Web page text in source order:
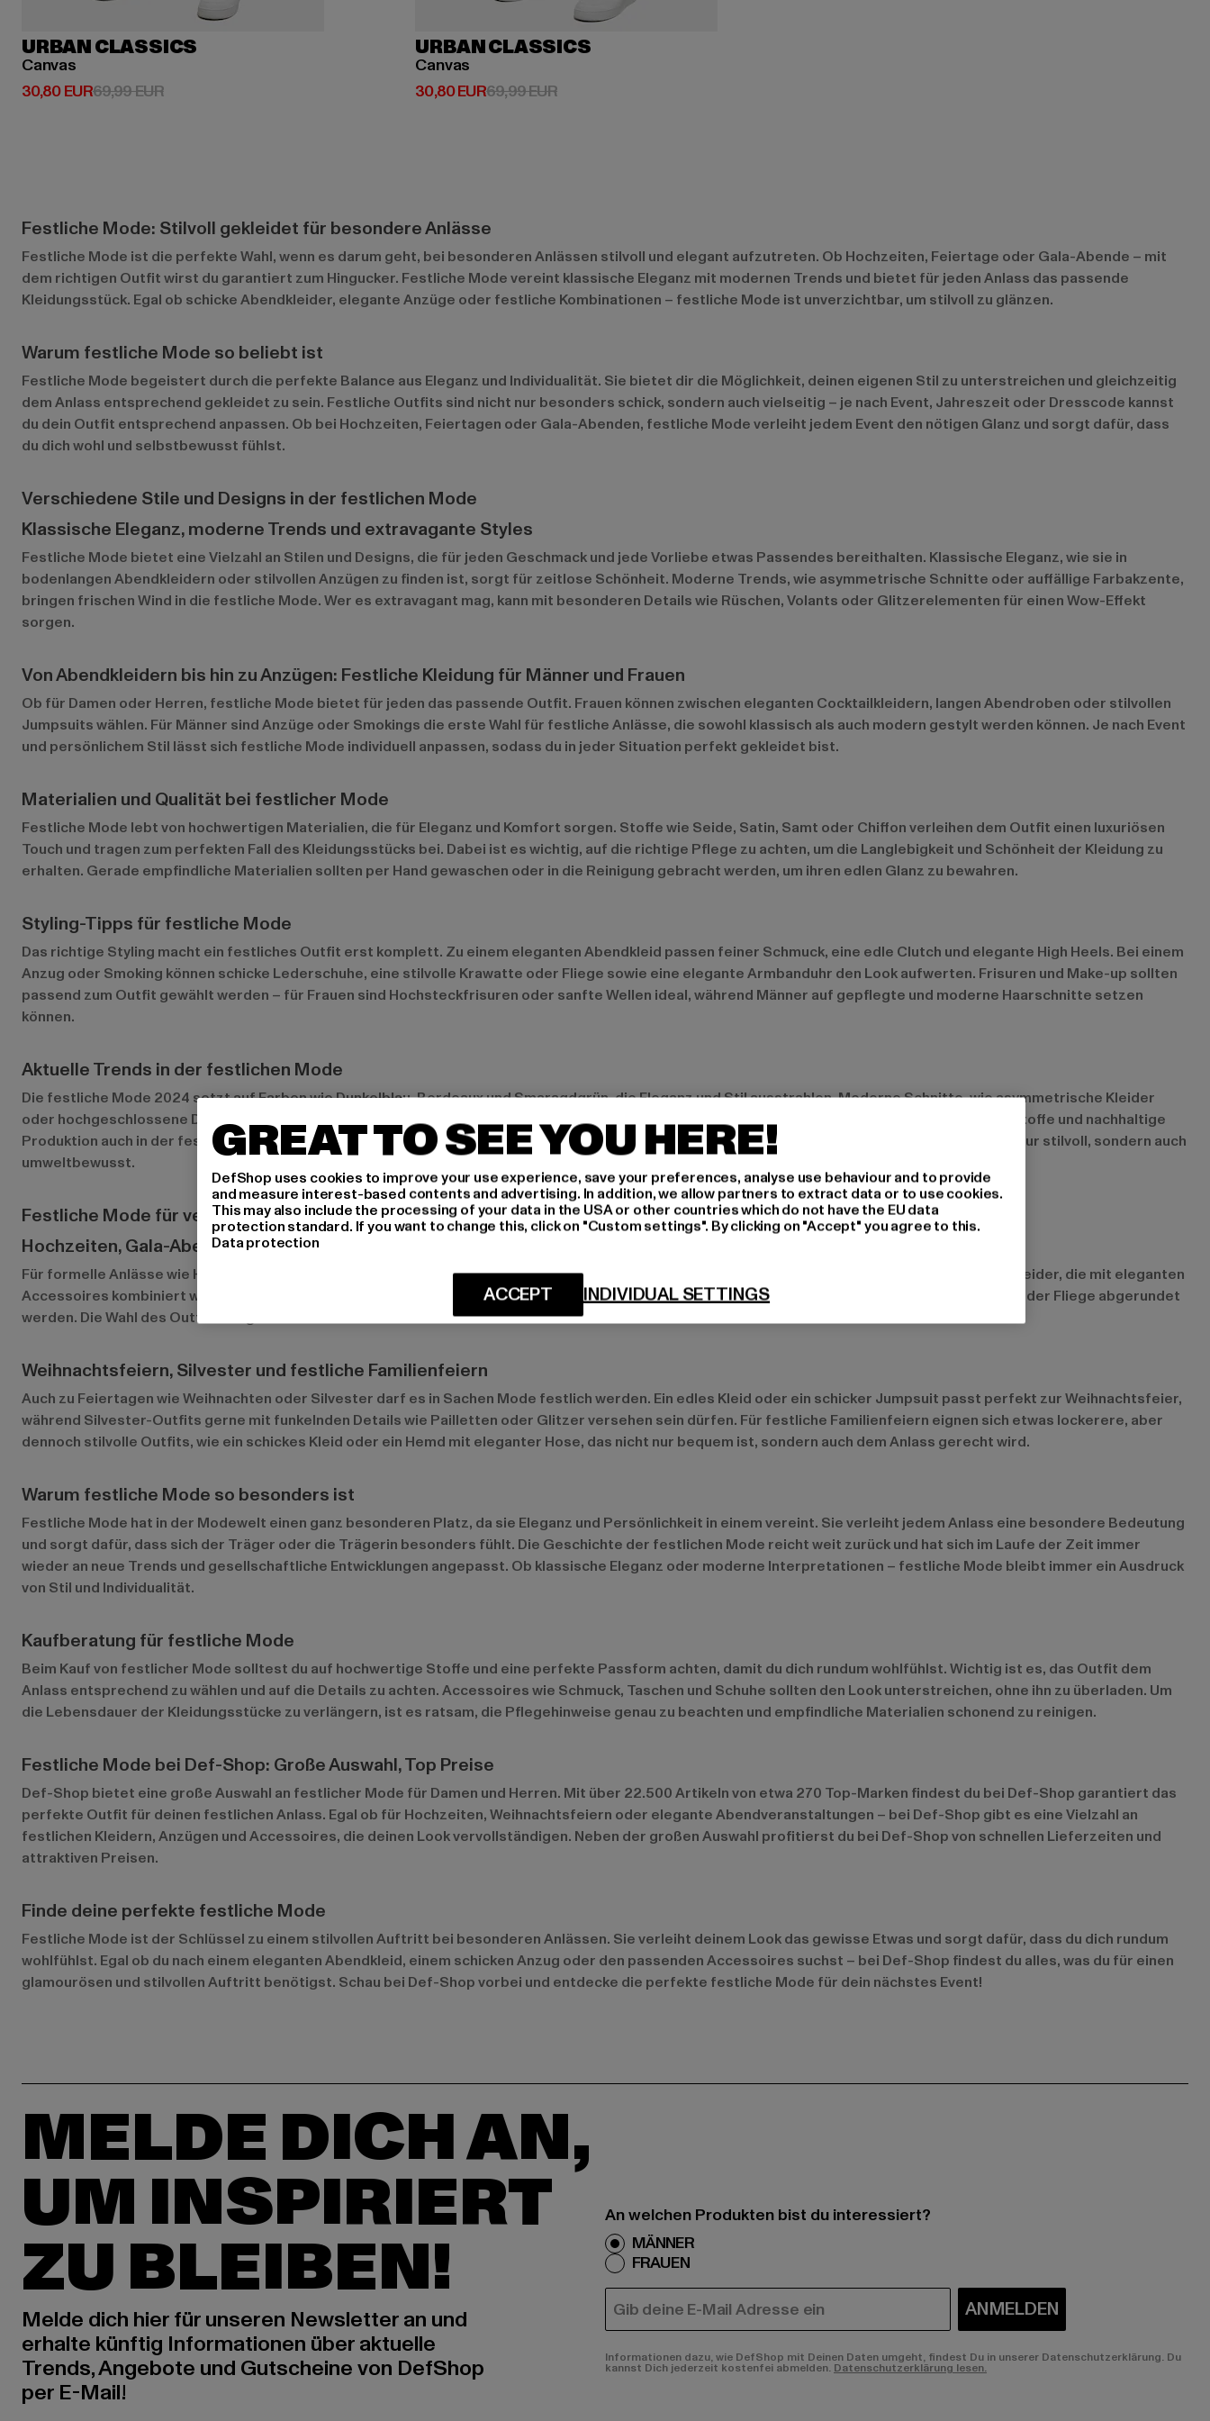
URBAN CLASSICS
Canvas
30,80 EUR
Derzeitiger Preis: 30,80 EUR
69,99 EURAktionspreis: 69,99 EUR
URBAN CLASSICS
Canvas
30,80 EUR
Derzeitiger Preis: 30,80 EUR
69,99 EURAktionspreis: 69,99 EUR
Festliche Mode: Stilvoll gekleidet für besondere Anlässe
Festliche Mode ist die perfekte Wahl, wenn es darum geht, bei besonderen Anlässen stilvoll und elegant aufzutreten. Ob Hochzeiten, Feiertage oder Gala-Abende – mit
dem richtigen Outfit wirst du garantiert zum Hingucker. Festliche Mode vereint klassische Eleganz mit modernen Trends und bietet für jeden Anlass das passende
Kleidungsstück. Egal ob schicke Abendkleider, elegante Anzüge oder festliche Kombinationen – festliche Mode ist unverzichtbar, um stilvoll zu glänzen.
Warum festliche Mode so beliebt ist
Festliche Mode begeistert durch die perfekte Balance aus Eleganz und Individualität. Sie bietet dir die Möglichkeit, deinen eigenen Stil zu unterstreichen und gleichzeitig
dem Anlass entsprechend gekleidet zu sein. Festliche Outfits sind nicht nur besonders schick, sondern auch vielseitig – je nach Event, Jahreszeit oder Dresscode kannst
du dein Outfit entsprechend anpassen. Ob bei Hochzeiten, Feiertagen oder Gala-Abenden, festliche Mode verleiht jedem Event den nötigen Glanz und sorgt dafür, dass
du dich wohl und selbstbewusst fühlst.
Verschiedene Stile und Designs in der festlichen Mode
Klassische Eleganz, moderne Trends und extravagante Styles
Festliche Mode bietet eine Vielzahl an Stilen und Designs, die für jeden Geschmack und jede Vorliebe etwas Passendes bereithalten. Klassische Eleganz, wie sie in
bodenlangen Abendkleidern oder stilvollen Anzügen zu finden ist, sorgt für zeitlose Schönheit. Moderne Trends, wie asymmetrische Schnitte oder auffällige Farbakzente,
bringen frischen Wind in die festliche Mode. Wer es extravagant mag, kann mit besonderen Details wie Rüschen, Volants oder Glitzerelementen für einen Wow-Effekt
sorgen.
Von Abendkleidern bis hin zu Anzügen: Festliche Kleidung für Männer und Frauen
Ob für Damen oder Herren, festliche Mode bietet für jeden das passende Outfit. Frauen können zwischen eleganten Cocktailkleidern, langen Abendroben oder stilvollen
Jumpsuits wählen. Für Männer sind Anzüge oder Smokings die erste Wahl für festliche Anlässe, die sowohl klassisch als auch modern gestylt werden können. Je nach Event
und persönlichem Stil lässt sich festliche Mode individuell anpassen, sodass du in jeder Situation perfekt gekleidet bist.
Materialien und Qualität bei festlicher Mode
Festliche Mode lebt von hochwertigen Materialien, die für Eleganz und Komfort sorgen. Stoffe wie Seide, Satin, Samt oder Chiffon verleihen dem Outfit einen luxuriösen
Touch und tragen zum perfekten Fall des Kleidungsstücks bei. Dabei ist es wichtig, auf die richtige Pflege zu achten, um die Langlebigkeit und Schönheit der Kleidung zu
erhalten. Gerade empfindliche Materialien sollten per Hand gewaschen oder in die Reinigung gebracht werden, um ihren edlen Glanz zu bewahren.
Styling-Tipps für festliche Mode
Das richtige Styling macht ein festliches Outfit erst komplett. Zu einem eleganten Abendkleid passen feiner Schmuck, eine edle Clutch und elegante High Heels. Bei einem
Anzug oder Smoking können schicke Lederschuhe, eine stilvolle Krawatte oder Fliege sowie eine elegante Armbanduhr den Look aufwerten. Frisuren und Make-up sollten
passend zum Outfit gewählt werden – für Frauen sind Hochsteckfrisuren oder sanfte Wellen ideal, während Männer auf gepflegte und moderne Haarschnitte setzen
können.
Aktuelle Trends in der festlichen Mode
Die festliche Mode 2024 setzt auf Farben wie Dunkelblau, Bordeaux und Smaragdgrün, die Eleganz und Stil ausstrahlen. Moderne Schnitte, wie asymmetrische Kleider
oder hochgeschlossene Designs, sind ebenfalls angesagt. Nachhaltigkeit ist ein immer wichtiger werdendes Thema, weshalb umweltfreundliche Stoffe und nachhaltige
Produktion auch in der festlichen Mode Einzug gehalten haben. Festliche Mode aus recycelten Materialien oder fair produzierten Stoffen ist nicht nur stilvoll, sondern auch
umweltbewusst.
Festliche Mode für verschiedene Anlässe
Hochzeiten, Gala-Abende und formelle Feierlichkeiten
Für formelle Anlässe wie Hochzeiten oder Gala-Abende ist festliche Mode ein Muss. Frauen setzen auf lange Abendkleider oder stilvolle Cocktailkleider, die mit eleganten
Accessoires kombiniert werden können. Männer greifen zu Anzügen oder Smokings, die dem Anlass entsprechend mit einer passenden Krawatte oder Fliege abgerundet
werden. Die Wahl des Outfits hängt oft vom Dresscode ab – von Black Tie bis hin zu Casual Chic.
Weihnachtsfeiern, Silvester und festliche Familienfeiern
Auch zu Feiertagen wie Weihnachten oder Silvester darf es in Sachen Mode festlich werden. Ein edles Kleid oder ein schicker Jumpsuit passt perfekt zur Weihnachtsfeier,
während Silvester-Outfits gerne mit funkelnden Details wie Pailletten oder Glitzer versehen sein dürfen. Für festliche Familienfeiern eignen sich etwas lockerere, aber
dennoch stilvolle Outfits, wie ein schickes Kleid oder ein Hemd mit eleganter Hose, das nicht nur bequem ist, sondern auch dem Anlass gerecht wird.
Warum festliche Mode so besonders ist
Festliche Mode hat in der Modewelt einen ganz besonderen Platz, da sie Eleganz und Persönlichkeit in einem vereint. Sie verleiht jedem Anlass eine besondere Bedeutung
und sorgt dafür, dass sich der Träger oder die Trägerin besonders fühlt. Die Geschichte der festlichen Mode reicht weit zurück und hat sich im Laufe der Zeit immer
wieder an neue Trends und gesellschaftliche Entwicklungen angepasst. Ob klassische Eleganz oder moderne Interpretationen – festliche Mode bleibt immer ein Ausdruck
von Stil und Individualität.
Kaufberatung für festliche Mode
Beim Kauf von festlicher Mode solltest du auf hochwertige Stoffe und eine perfekte Passform achten, damit du dich rundum wohlfühlst. Wichtig ist es, das Outfit dem
Anlass entsprechend zu wählen und auf die Details zu achten. Accessoires wie Schmuck, Taschen und Schuhe sollten den Look unterstreichen, ohne ihn zu überladen. Um
die Lebensdauer der Kleidungsstücke zu verlängern, ist es ratsam, die Pflegehinweise genau zu beachten und empfindliche Materialien schonend zu reinigen.
Festliche Mode bei Def-Shop: Große Auswahl, Top Preise
Def-Shop bietet eine große Auswahl an festlicher Mode für Damen und Herren. Mit über 22.500 Artikeln von etwa 270 Top-Marken findest du bei Def-Shop garantiert das
perfekte Outfit für deinen festlichen Anlass. Egal ob für Hochzeiten, Weihnachtsfeiern oder elegante Abendveranstaltungen – bei Def-Shop gibt es eine Vielzahl an
festlichen Kleidern, Anzügen und Accessoires, die deinen Look vervollständigen. Neben der großen Auswahl profitierst du bei Def-Shop von schnellen Lieferzeiten und
attraktiven Preisen.
Finde deine perfekte festliche Mode
Festliche Mode ist der Schlüssel zu einem stilvollen Auftritt bei besonderen Anlässen. Sie verleiht deinem Look das gewisse Etwas und sorgt dafür, dass du dich rundum
wohlfühlst. Egal ob du nach einem eleganten Abendkleid, einem schicken Anzug oder den passenden Accessoires suchst – bei Def-Shop findest du alles, was du für einen
glamourösen und stilvollen Auftritt benötigst. Schau bei Def-Shop vorbei und entdecke die perfekte festliche Mode für dein nächstes Event!
MELDE DICH AN,
UM INSPIRIERT
ZU BLEIBEN!
Melde dich hier für unseren Newsletter an und
erhalte künftig Informationen über aktuelle
Trends, Angebote und Gutscheine von DefShop
per E-Mail!
An welchen Produkten bist du interessiert?
MÄNNER
FRAUEN
E-MAIL ANMELDEN
Informationen dazu, wie DefShop mit Deinen Daten umgeht, findest Du in unserer Datenschutzerklärung. Du
kannst Dich jederzeit kostenfei abmelden. Datenschutzerklärung lesen.
GREAT TO SEE YOU HERE!
DefShop uses cookies to improve your use experience, save your preferences, analyse use behaviour and to provide
and measure interest-based contents and advertising. In addition, we allow partners to extract data or to use cookies.
This may also include the processing of your data in the USA or other countries which do not have the EU data
protection standard. If you want to change this, click on "Custom settings". By clicking on "Accept" you agree to this.
Data protection
INDIVIDUAL SETTINGS
ACCEPT